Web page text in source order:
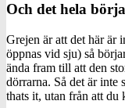
Och det hela
Grejen är att det här är
öppnas vid sju) så
ända fram till att den
dörrarna. Så det är inte
thats it, utan från att